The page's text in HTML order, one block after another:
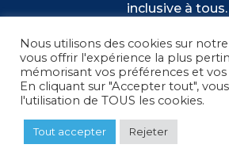
inclusive à tous.
Nous utilisons des cookies sur
vous offrir l'expérience la plus
mémorisant vos préférences et vos
En cliquant sur "Accepter tout",
l'utilisation de TOUS les cookies.
Tout accepter Rejeter